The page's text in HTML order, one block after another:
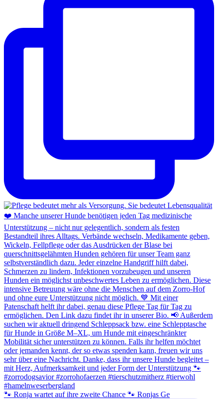
🐾 Ronja wartet auf ihre zweite Chance 🐾 Ronjas Ge